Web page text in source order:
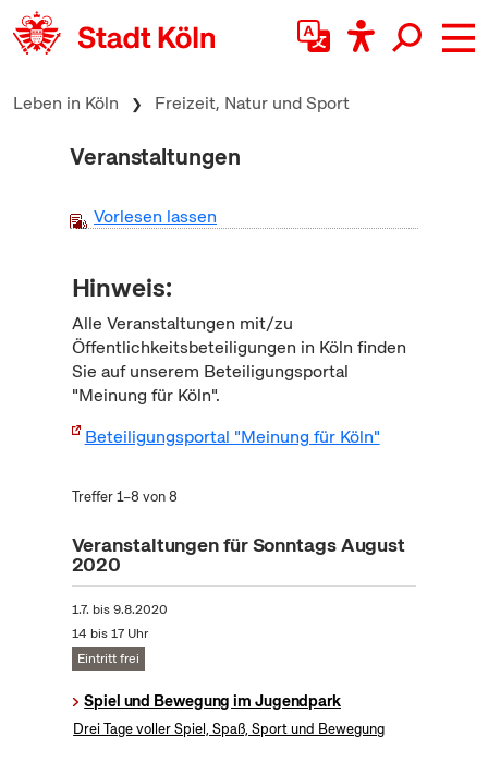
zum Inhalt springen
Leben in Köln Freizeit, Natur und Sport
Veranstaltungen
Vorlesen lassen
Hinweis:
Alle Veranstaltungen mit/zu
Öffentlichkeitsbeteiligungen in Köln finden
Sie auf unserem Beteiligungsportal
"Meinung für Köln".
Beteiligungsportal "Meinung für Köln"
Treffer 1–8 von 8
Veranstaltungen für Sonntags August
2020
1.7. bis9.8.2020
14 bis 17 Uhr
Eintritt frei
Spiel und Bewegung im Jugendpark
Drei Tage voller Spiel, Spaß, Sport und Bewegung